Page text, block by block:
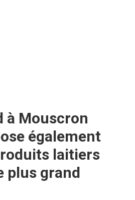
à Mouscron
également
laitiers
plus grand